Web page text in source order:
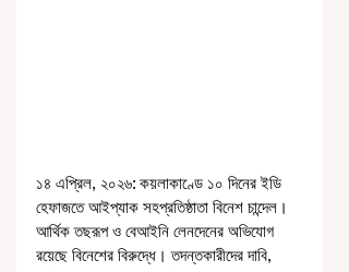
১৪ এপ্রিল, ২০২৬: কয়লাকাণ্ডে ১০ দিনের ইডি
হেফাজতে আইপ্যাক সহপ্রতিষ্ঠাতা বিনেশ চান্দেল।
আর্থিক তছরূপ ও বেআইনি লেনদেনের অভিযোগ
রয়েছে বিনেশের বিরুদ্ধে। তদন্তকারীদের দাবি,